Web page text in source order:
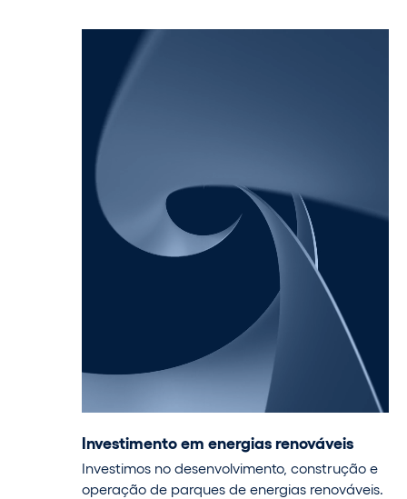
Investimento em energias renováveis
Investimos no desenvolvimento, construção e
operação de parques de energias renováveis.